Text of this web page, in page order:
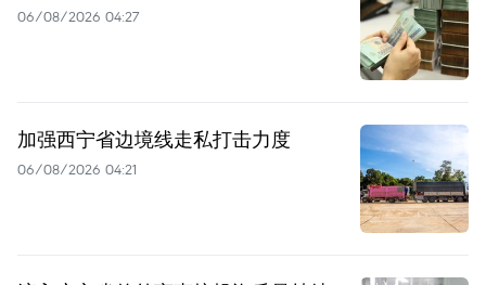
06/08/2026 04:27
加强西宁省边境线走私打击力度
06/08/2026 04:21